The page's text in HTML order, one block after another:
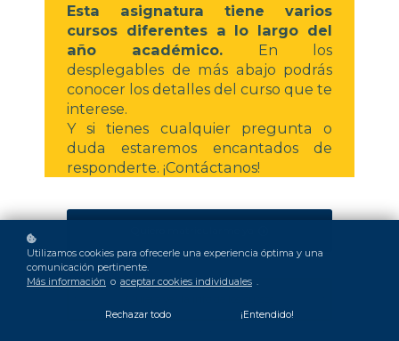
Esta asignatura tiene varios
cursos diferentes a lo largo del
año académico. En los
desplegables de más abajo podrás
conocer los detalles del curso que te
interese.
Y si tienes cualquier pregunta o
duda estaremos encantados de
responderte. ¡Contáctanos!
Utilizamos cookies para ofrecerle una experiencia óptima y una
comunicación pertinente.
Más información o aceptar cookies individuales .
Rechazar todo ¡Entendido!